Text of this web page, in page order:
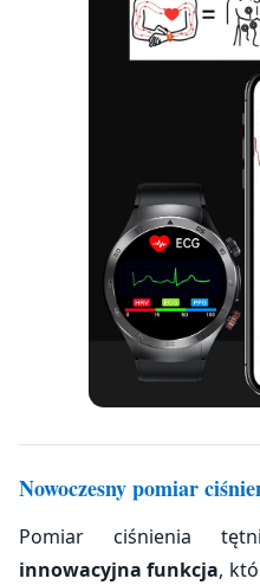
Nowoczesny pomiar
Pomiar ciśnienia
innowacyjna funkcja,